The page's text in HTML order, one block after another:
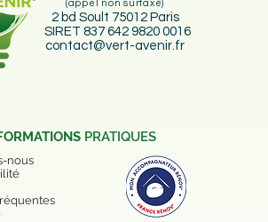
(appel non surtaxé)
2 bd Soult 75012 Paris
SIRET 837 642 9820 0016
contact@vert-avenir.fr
PRATIQUES
nous